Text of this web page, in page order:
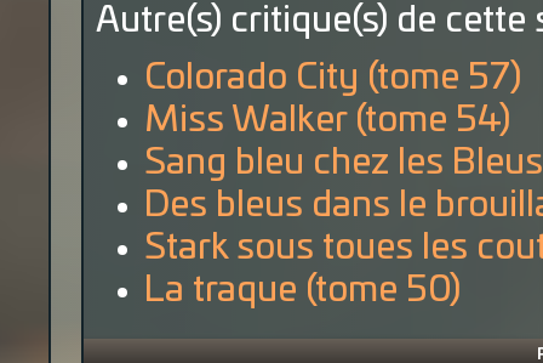
Autre(s) critique(s) de cette
Colorado City (tome 57)
Miss Walker (tome 54)
Sang bleu chez les
Des bleus dans le
Stark sous toues les
La traque (tome 50)